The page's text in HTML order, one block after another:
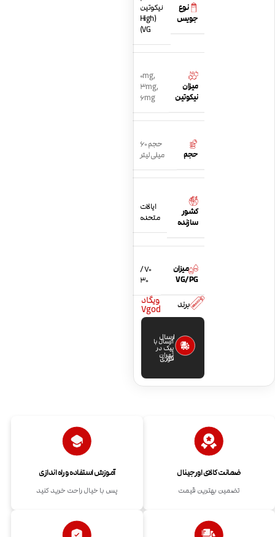
نوع
جویس
نیکوتین
(High
VG)
میزان
نیکوتین
0mg,
3mg,
6mg
حجم
حجم 60
میلی لیتر
کشور
سازنده
ایالات
متحده
میزان
VG/PG
70 /
30
برند ویگاد
Vgod
ارسال
فوری
ارسال با
پیک در
تهران
ضمانت کالای اورجینال
تضمین بهترین قیمت
آموزش استفاده و راه اندازی
پس با خیال راحت خرید کنید